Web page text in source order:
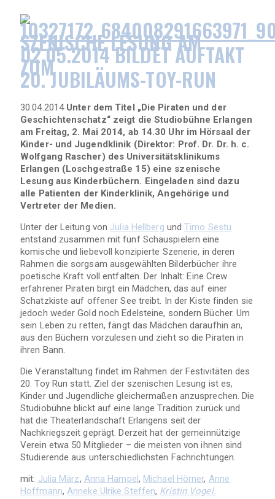
SZENISCHE LESUNG AM
02.05.2014 BILDET AUFTAKT
ZUM
20. JUBILÄUMS-TOY-RUN
30.04.2014 Unter dem Titel „Die Piraten und der
Geschichtenschatz“ zeigt die Studiobühne Erlangen
am Freitag, 2. Mai 2014, ab 14.30 Uhr im Hörsaal der
Kinder- und Jugendklinik (Direktor: Prof. Dr. Dr. h. c.
Wolfgang Rascher) des Universitätsklinikums
Erlangen (Loschgestraße 15) eine szenische
Lesung aus Kinderbüchern. Eingeladen sind dazu
alle Patienten der Kinderklinik, Angehörige und
Vertreter der Medien.
Unter der Leitung von Julia Hellberg undTimo Sestu
entstand zusammen mit fünf Schauspielern eine
komische und liebevoll konzipierte Szenerie, in deren
Rahmen die sorgsam ausgewählten Bilderbücher ihre
poetische Kraft voll entfalten. Der Inhalt: Eine Crew
erfahrener Piraten birgt ein Mädchen, das auf einer
Schatzkiste auf offener See treibt. In der Kiste finden sie
jedoch weder Gold noch Edelsteine, sondern Bücher. Um
sein Leben zu retten, fängt das Mädchen daraufhin an,
aus den Büchern vorzulesen und zieht so die Piraten in
ihren Bann.
Die Veranstaltung findet im Rahmen der Festivitäten des
20. Toy Run statt. Ziel der szenischen Lesung ist es,
Kinder und Jugendliche gleichermaßen anzusprechen. Die
Studiobühne blickt auf eine lange Tradition zurück und
hat die Theaterlandschaft Erlangens seit der
Nachkriegszeit geprägt. Derzeit hat der gemeinnützige
Verein etwa 50 Mitglieder – die meisten von ihnen sind
Studierende aus unterschiedlichsten Fachrichtungen.
mit: Julia März, Anna Hampel, Michael Hörner, Anne
Hoffmann,Anneke Ulrike Steffen, Kristin Vogel.